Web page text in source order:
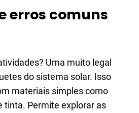
erros comuns
Uma muito legal
do sistema solar. Isso
materiais simples como
tinta. Permite explorar as